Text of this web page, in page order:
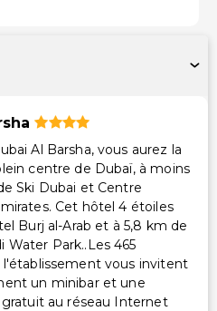
communs
Al Barsha, vous aurez la
centre de Dubaï, à moins
Ski Dubai et Centre
Cet hôtel 4 étoiles
Burj al-Arab et à 5,8 km de
Water Park..Les 465
vous invitent
un minibar et une
au réseau Internet